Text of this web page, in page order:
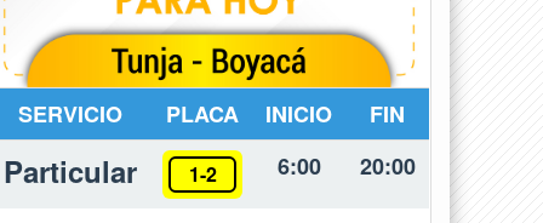
SERVICIO PLACA INICIO FIN
Particular 1-2 6:00 20:00